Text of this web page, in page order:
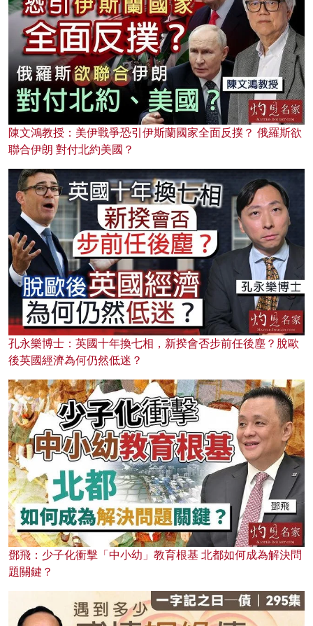
陳文鴻教授：美伊戰爭恐引伊斯蘭國家全面反撲？ 俄羅斯欲
聯合伊朗 對付北約美國？
孔永樂博士：英國十年換七相，新揆會否步前任後塵？脫歐
後英國經濟為何仍然低迷？
鄧飛：少子化衝擊「中小幼」教育根基 北都如何成為解決問
題關鍵？